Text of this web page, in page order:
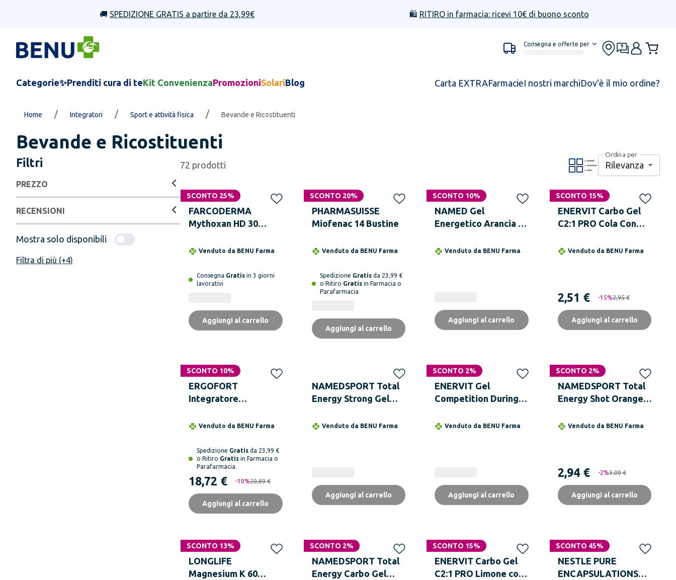
🚚 SPEDIZIONE GRATIS a partire da 23,99€ 🛍️ RITIRO in farmacia: ricevi 10€ di buono sconto
Consegna e offerte per
Categorie✨Prenditi cura di teKit ConvenienzaPromozioniSolariBlog Carta EXTRAFarmacieI nostri marchiDov'è il mio ordine?
Home / Integratori / Sport e attività fisica / Bevande e Ricostituenti
Bevande e Ricostituenti
Filtri
PREZZO
RECENSIONI
Mostra solo disponibili
Filtra di più (+4)
72 prodotti
Ordina per
Rilevanza
SCONTO 25%
FARCODERMA
Mythoxan HD 30
Venduto da BENU Farma
Consegna Gratis in 3 giorni
lavorativi
Aggiungi al carrello
SCONTO 20%
PHARMASUISSE
Miofenac 14 Bustine
Venduto da BENU Farma
Spedizione Gratisda 23,99 €
o Ritiro Gratisin Farmacia o
Parafarmacia
Aggiungi al carrello
SCONTO 10%
NAMED Gel
Energetico Arancia 25
Energia Graduale
Venduto da BENU Farma
Aggiungi al carrello
SCONTO 15%
ENERVIT Carbo Gel
C2:1 PRO Cola Con
Venduto da BENU Farma
2,51 € -15%2,95 €
Aggiungi al carrello
SCONTO 10%
ERGOFORT
Integratore
Bustine Stick
Venduto da BENU Farma
Spedizione Gratis da 23,99 €
o Ritiro Gratis in Farmacia o
Parafarmacia
18,72 € -10%20,80 €
Aggiungi al carrello
NAMEDSPORT Total
Energy Strong Gel
Venduto da BENU Farma
Aggiungi al carrello
SCONTO 2%
ENERVIT Gel
Competition During
25 mlVenduto da BENU Farma
Aggiungi al carrello
SCONTO 2%
NAMEDSPORT Total
Energy Shot Orange
Energetico
Venduto da BENU Farma
2,94 € -2%3,00 €
Aggiungi al carrello
SCONTO 13%
LONGLIFE
Magnesium K 60
SCONTO 2%
NAMEDSPORT Total
Energy Carbo Gel
SCONTO 15%
Solo online
ENERVIT Carbo Gel
C2:1 PRO Limone con
SCONTO 45%
NESTLE PURE
ENCAPSULATIONS